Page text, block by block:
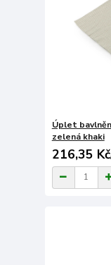
Úplet
zelená khaki
216,35 Kč